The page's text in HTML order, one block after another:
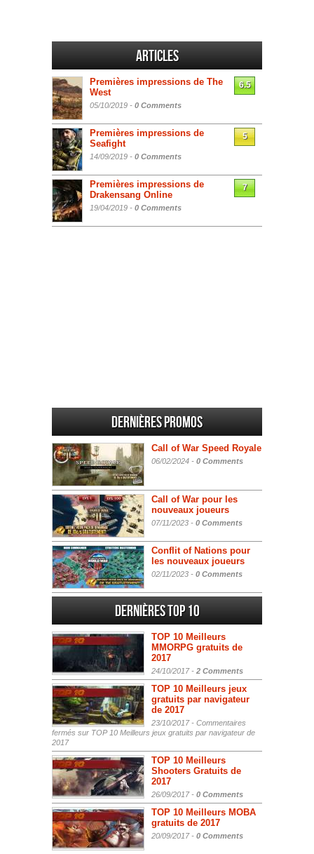
Articles
Premières impressions de The
West
05/10/2019 - 0 Comments
6.5
Premières impressions de
Seafight
14/09/2019 - 0 Comments
5
Premières impressions de
Drakensang Online
19/04/2019 - 0 Comments
7
Dernières promos
Call of War Speed Royale
06/02/2024 - 0 Comments
Call of War pour les
nouveaux joueurs
07/11/2023 - 0 Comments
Conflit of Nations pour
les nouveaux joueurs
02/11/2023 - 0 Comments
Dernières Top 10
TOP 10 Meilleurs
MMORPG gratuits de
2017
24/10/2017 - 2 Comments
TOP 10 Meilleurs jeux
gratuits par navigateur
de 2017
23/10/2017 - Commentaires
fermés sur TOP 10 Meilleurs jeux gratuits par navigateur de
2017
TOP 10 Meilleurs
Shooters Gratuits de
2017
26/09/2017 - 0 Comments
TOP 10 Meilleurs MOBA
gratuits de 2017
20/09/2017 - 0 Comments